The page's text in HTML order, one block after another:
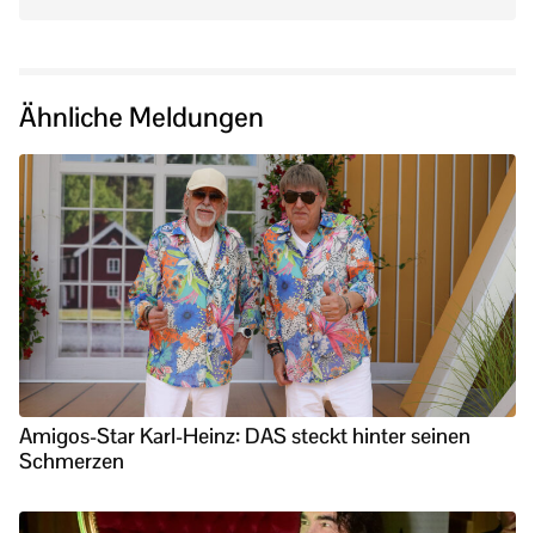
Ähnliche Meldungen
Amigos-Star Karl-Heinz: DAS steckt hinter seinen
Schmerzen